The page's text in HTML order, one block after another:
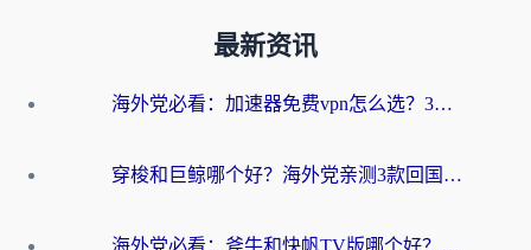
最新资讯
海外党必看：加速器免费vpn怎么选？3步教你无缝访问国内资源
穿梭和巨鲸哪个好？海外党亲测3款回国加速器，教你避开90%的坑